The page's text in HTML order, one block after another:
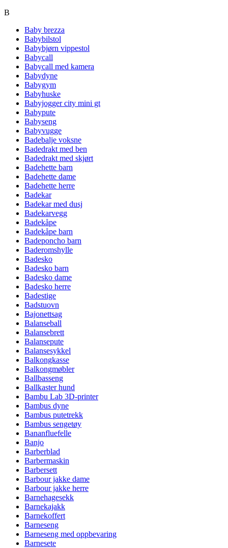
B
Baby brezza
Babybilstol
Babybjørn vippestol
Babycall
Babycall med kamera
Babydyne
Babygym
Babyhuske
Babyjogger city mini gt
Babypute
Babyseng
Babyvugge
Badebalje voksne
Badedrakt med ben
Badedrakt med skjørt
Badehette barn
Badehette dame
Badehette herre
Badekar
Badekar med dusj
Badekarvegg
Badekåpe
Badekåpe barn
Badeponcho barn
Baderomshylle
Badesko
Badesko barn
Badesko dame
Badesko herre
Badestige
Badstuovn
Bajonettsag
Balanseball
Balansebrett
Balansepute
Balansesykkel
Balkongkasse
Balkongmøbler
Ballbasseng
Ballkaster hund
Bambu Lab 3D-printer
Bambus dyne
Bambus putetrekk
Bambus sengetøy
Bananfluefelle
Banjo
Barberblad
Barbermaskin
Barbersett
Barbour jakke dame
Barbour jakke herre
Barnehagesekk
Barnekajakk
Barnekoffert
Barneseng
Barneseng med oppbevaring
Barnesete